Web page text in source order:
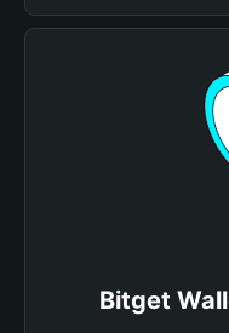
Bitget